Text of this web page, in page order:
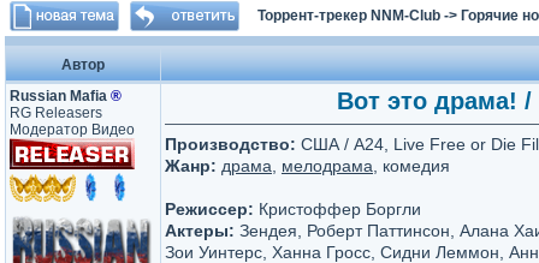
Торрент-трекер NNM-Club -> Горячие
Автор
Russian Mafia ®
RG Releasers
Модератор Видео
Вот это драма! /
Производство: США / A24, Live Free or Die
Жанр: драма мелодрама , комедия
Режиссер: Кристоффер Боргли
Актеры: Зендея, Роберт Паттинсон, Алана
Зои Уинтерс, Ханна Гросс, Сидни Леммон,